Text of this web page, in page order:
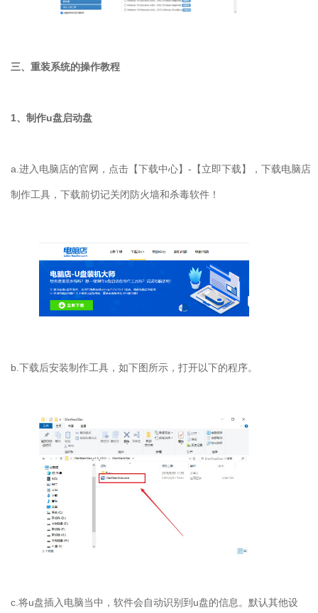
三、重装系统的操作教程
1、制作u盘启动盘
a. 进入电脑店的官网，点击【下载中心】 - 【立即下载】，下载电脑店
制作工具，下载前切记关闭防火墙和杀毒软件！
b. 下载后安装制作工具，如下图所示，打开以下的程序。
c. 将u盘插入电脑当中，软件会自动识别到 u盘的信息。默认其他设